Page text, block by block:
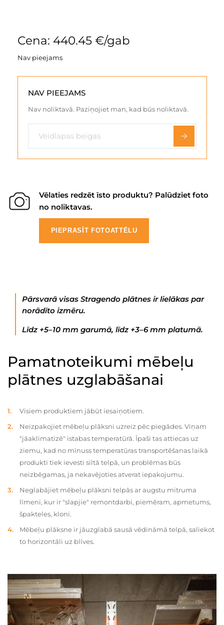
Cena: 440.45 €/gab
Nav pieejams
NAV PIEEJAMS
Nav noliktavā. Paziņojiet man, kad būs noliktavā.
Vēlaties redzēt īsto produktu? Palūdziet foto
no noliktavas.
PIEPRASĪT FOTOATTĒLU
Pārsvarā visas Stragendo plātnes ir lielākas par
norādīto izmēru.
Līdz +5–10 mm garumā, līdz +3–6 mm platumā.
Pamatnoteikumi mēbeļu
plātnes uzglabāšanai
Visiem produktiem jābūt iesaiņotiem.
Neizpakojiet mēbeļu plāksni uzreiz pēc piegādes. Viņam
"jāaklimatizē" istabas temperatūrā. Īpaši tas attiecas uz
ziemu, kad no mīnuss temperatūras transportēšanas laikā
produkti tiek ievesti siltā telpā, un problēmas būs
neizbēgamas, ja nekavējoties atverat iepakojumu.
Neglabājiet mēbeļu plāksni telpās ar augstu mitruma
līmeni, kur ir "slapjie" remontdarbi, piemēram, apmetums,
špakteles, kloni.
Mēbeļu plāksne ir jāuzglabā sausā vēdināmā telpā, saliekot
to horizontāli uz blīves.